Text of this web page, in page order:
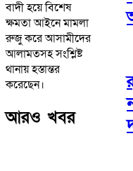
বাদী হয়ে বিশেষ
ক্ষমতা আইনে মামলা
রুজু করে আসামীদের
আলামতসহ সংশ্লিষ্ট
থানায় হস্তান্তর
করেছেন।
আরও খবর